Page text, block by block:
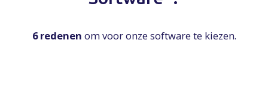
6 redenen om voor onze software te kiezen.